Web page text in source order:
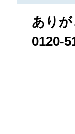
あり
0120-